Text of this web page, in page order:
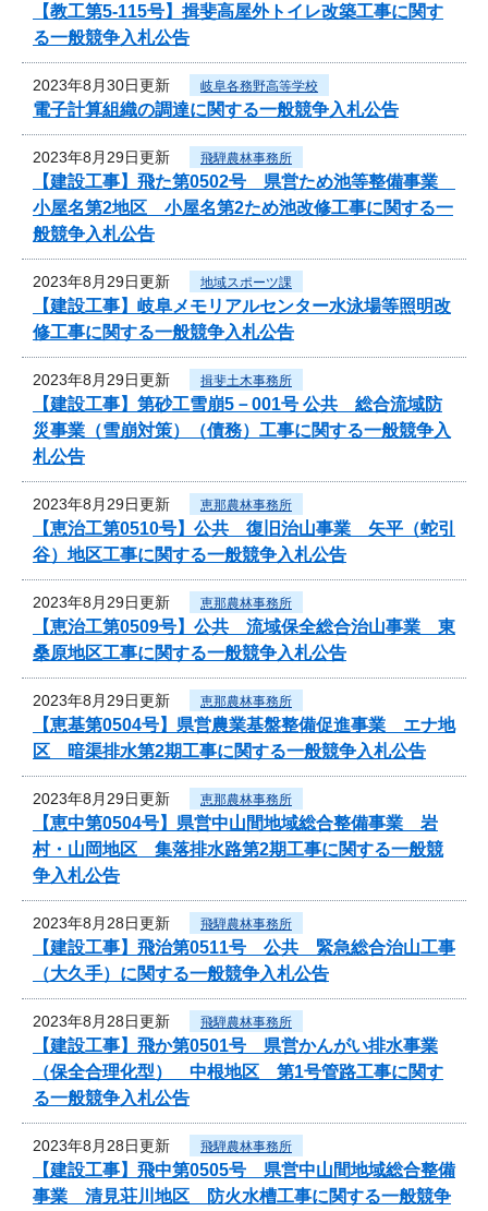
【教工第5-115号】揖斐高屋外トイレ改築工事に関す
る一般競争入札公告
2023年8月30日更新 岐阜各務野高等学校
電子計算組織の調達に関する一般競争入札公告
2023年8月29日更新 飛騨農林事務所
【建設工事】飛た第0502号 県営ため池等整備事業
小屋名第2地区 小屋名第2ため池改修工事に関する一
般競争入札公告
2023年8月29日更新 地域スポーツ課
【建設工事】岐阜メモリアルセンター水泳場等照明改
修工事に関する一般競争入札公告
2023年8月29日更新 揖斐土木事務所
【建設工事】第砂工雪崩5－001号 公共 総合流域防
災事業（雪崩対策）（債務）工事に関する一般競争入
札公告
2023年8月29日更新 恵那農林事務所
【恵治工第0510号】公共 復旧治山事業 矢平（蛇引
谷）地区工事に関する一般競争入札公告
2023年8月29日更新 恵那農林事務所
【恵治工第0509号】公共 流域保全総合治山事業 東
桑原地区工事に関する一般競争入札公告
2023年8月29日更新 恵那農林事務所
【恵基第0504号】県営農業基盤整備促進事業 エナ地
区 暗渠排水第2期工事に関する一般競争入札公告
2023年8月29日更新 恵那農林事務所
【恵中第0504号】県営中山間地域総合整備事業 岩
村・山岡地区 集落排水路第2期工事に関する一般競
争入札公告
2023年8月28日更新 飛騨農林事務所
【建設工事】飛治第0511号 公共 緊急総合治山工事
（大久手）に関する一般競争入札公告
2023年8月28日更新 飛騨農林事務所
【建設工事】飛か第0501号 県営かんがい排水事業
（保全合理化型） 中根地区 第1号管路工事に関す
る一般競争入札公告
2023年8月28日更新 飛騨農林事務所
【建設工事】飛中第0505号 県営中山間地域総合整備
事業 清見荘川地区 防火水槽工事に関する一般競争